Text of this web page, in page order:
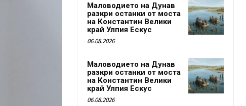
Маловодието на Дунав
разкри останки от моста
на Константин Велики
край Улпия Ескус
06.08.2026
Маловодието на Дунав
разкри останки от моста
на Константин Велики
край Улпия Ескус
06.08.2026